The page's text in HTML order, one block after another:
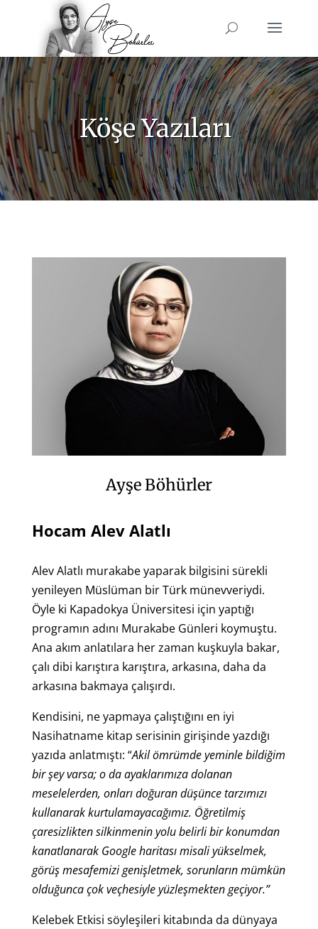
Köşe Yazıları
Ayşe Böhürler
Hocam Alev Alatlı
Alev Alatlı murakabe yaparak bilgisini sürekli
yenileyen Müslüman bir Türk münevveriydi.
Öyle ki Kapadokya Üniversitesi için yaptığı
programın adını Murakabe Günleri koymuştu.
Ana akım anlatılara her zaman kuşkuyla bakar,
çalı dibi karıştıra karıştıra, arkasına, daha da
arkasına bakmaya çalışırdı.
Kendisini, ne yapmaya çalıştığını en iyi
Nasihatname kitap serisinin girişinde yazdığı
yazıda anlatmıştı: “Akil ömrümde yeminle bildiğim
bir şey varsa; o da ayaklarımıza dolanan
meselelerden, onları doğuran düşünce tarzımızı
kullanarak kurtulamayacağımız. Öğretilmiş
çaresizlikten silkinmenin yolu belirli bir konumdan
kanatlanarak Google haritası misali yükselmek,
görüş mesafemizi genişletmek, sorunların mümkün
olduğunca çok veçhesiyle yüzleşmekten geçiyor.”
Kelebek Etkisi söyleşileri kitabında da dünyaya